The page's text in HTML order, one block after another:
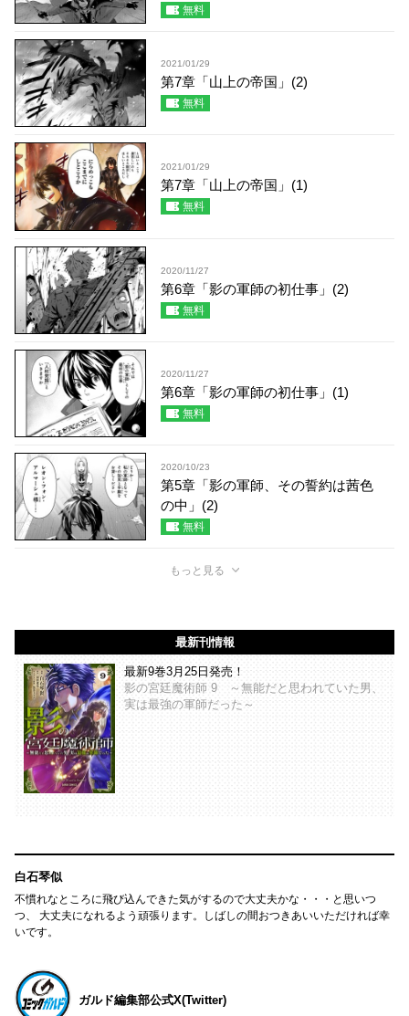
無料
2021/01/29
第7章「山上の帝国」(2)
無料
2021/01/29
第7章「山上の帝国」(1)
無料
2020/11/27
第6章「影の軍師の初仕事」(2)
無料
2020/11/27
第6章「影の軍師の初仕事」(1)
無料
2020/10/23
第5章「影の軍師、その誓約は茜色
の中」(2)
無料
もっと見る
最新刊情報
最新9巻3月25日発売！
影の宮廷魔術師 9 ～無能だと思われていた男、
実は最強の軍師だった～
白石琴似
不慣れなところに飛び込んできた気がするので大丈夫かな・・・と思いつ
つ、 大丈夫になれるよう頑張ります。しばしの間おつきあいいただければ幸
いです。
ガルド編集部公式X(Twitter)